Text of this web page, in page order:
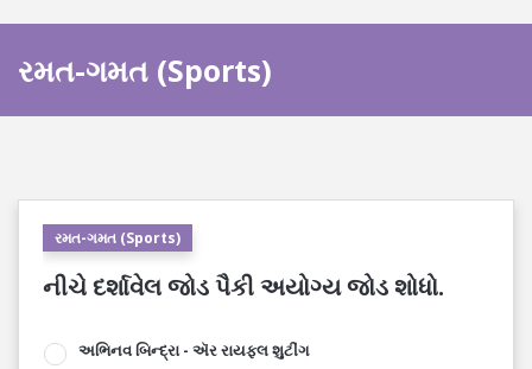
રમત-ગમત (Sports)
રમત-ગમત (Sports)
નીચે દર્શાવેલ જોડ પૈકી અયોગ્ય જોડ શોધો.
અભિનવ બિન્દ્રા - ઍર રાયફલ શુટીંગ